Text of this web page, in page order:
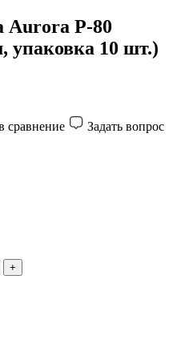
Aurora P-80
упаковка 10 шт.)
сравнение
Задать вопрос
+